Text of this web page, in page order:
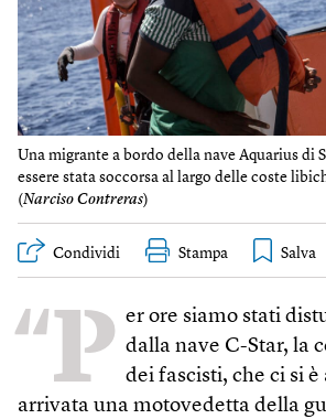
Una migrante a bordo della nave Aquarius di
essere stata soccorsa al largo delle coste
(Narciso Contreras)
Condividi Stampa
“P er ore siamo stati
dalla nave C-Star, la
dei fascisti, che ci si è
arrivata una motovedetta della